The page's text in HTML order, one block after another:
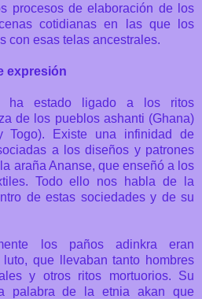
procesos de elaboración de los
cotidianas en las que los
con esas telas ancestrales.
expresión
ha estado ligado a los ritos
de los pueblos ashanti (Ghana)
Existe una infinidad de
a los diseños y patrones
araña Ananse, que enseñó a los
Todo ello nos habla de la
de estas sociedades y de su
los paños adinkra eran
que llevaban tanto hombres
y otros ritos mortuorios. Su
palabra de la etnia akan que